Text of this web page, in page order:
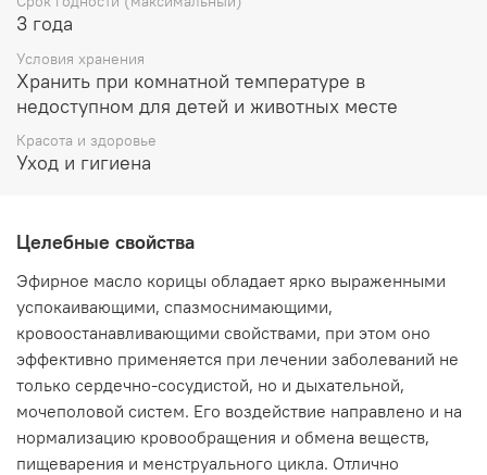
избавиться от страхов и чувства одиночества, а его
воздействие направлено на преодоление всех
депрессивных и астенических состояний.
Свойства:
тонизирующее
противовирусное
чувства одиночества, скованности и страха
Применение:
Эфирное масло корицы применяется для ухода за
проблемной, уставшей, увядающей кожей. Улучшит ее
цвет и структуру. Также эффективно помогает при
частых воспалениях и акне. Антисептические свойства
останавливают распространение инфекции.
3 года
Условия хранения
Хранить при комнатной температуре в
недоступном для детей и животных месте
Красота и здоровье
Уход и гигиена
Целебные свойства
Эфирное масло корицы обладает ярко выраженными
успокаивающими, спазмоснимающими,
кровоостанавливающими свойствами, при этом оно
эффективно применяется при лечении заболеваний не
только сердечно-сосудистой, но и дыхательной,
мочеполовой систем. Его воздействие направлено и на
нормализацию кровообращения и обмена веществ,
пищеварения и менструального цикла. Отлично